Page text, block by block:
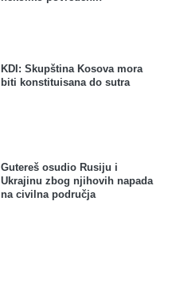
KDI: Skupština Kosova mora
biti konstituisana do sutra
Gutereš osudio Rusiju i
Ukrajinu zbog njihovih napada
na civilna područja